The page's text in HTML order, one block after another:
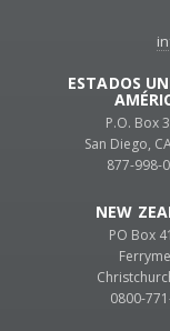
ESTADOS
P.O. Box
San Diego,
877-998-
NEW
PO Box
0800-